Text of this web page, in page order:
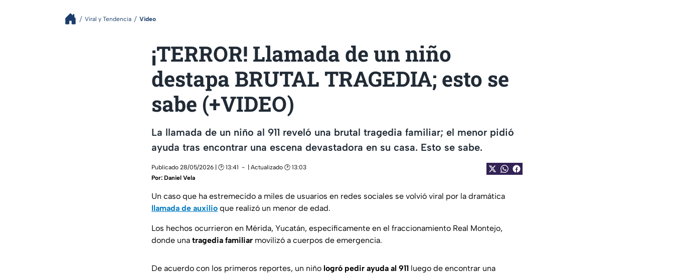
Viral y Tendencia Video
¡TERROR! Llamada de un niño
destapa BRUTAL TRAGEDIA; esto se
sabe (+VIDEO)
La llamada de un niño al 911 reveló una brutal tragedia familiar; el menor pidió
ayuda tras encontrar una escena devastadora en su casa. Esto se sabe.
Publicado 28/05/2026 | 🕑 13:41
| Actualizado 🕑 13:03
Por: Daniel Vela
Un caso que ha estremecido a miles de usuarios en redes sociales se volvió viral por la dramática
llamada de auxilio que realizó un menor de edad.
Los hechos ocurrieron en Mérida, Yucatán, específicamente en el fraccionamiento Real Montejo,
donde una tragedia familiar movilizó a cuerpos de emergencia.
De acuerdo con los primeros reportes, un niño logró pedir ayuda al 911 luego de encontrar una